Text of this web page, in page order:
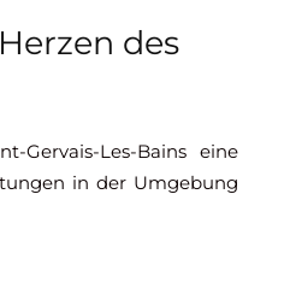
des
Les-Bains eine
in der Umgebung